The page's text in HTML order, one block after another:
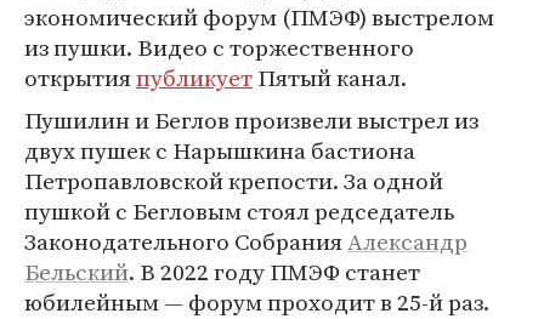
экономический форум (ПМЭФ) выстрелом
из пушки. Видео с торжественного
открытияпубликуетПятый канал.
Пушилин и Беглов произвели выстрел из
двух пушек с Нарышкина бастиона
Петропавловской крепости. За одной
пушкой с Бегловым стоял редседатель
Законодательного СобранияАлександр
Бельский. В 2022 году ПМЭФ станет
юбилейным — форум проходит в 25-й раз.